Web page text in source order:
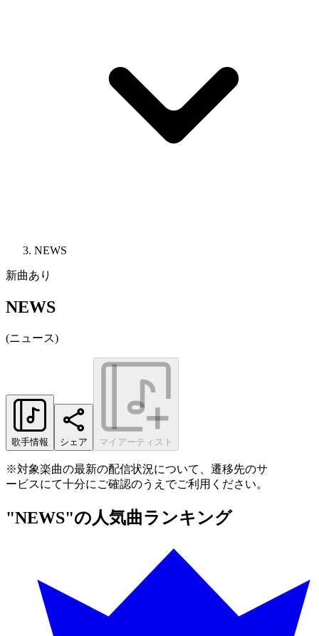
NEWS
新曲あり
NEWS
(ニュース)
歌手情報 シェア マイアーティスト
※対象楽曲の最新の配信状況について、遷移先のサ
ービスにて十分にご確認のうえでご利用ください。
"NEWS"の人気曲ランキング